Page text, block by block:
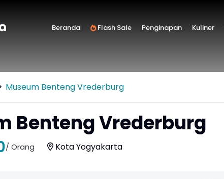
Beranda Flash Sale Penginapan Kuliner
Museum Benteng Vrederburg
Benteng Vrederburg
/ Orang Kota Yogyakarta